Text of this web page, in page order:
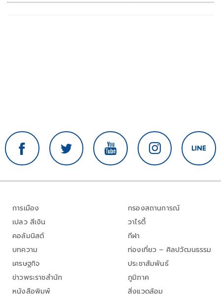
การเมือง
เปลว สีเงิน
คอลัมนิสต์
บทความ
เศรษฐกิจ
ข่าวพระราชสำนัก
หนังสือพิมพ์
กรองสถานการณ์
วาไรตี้
กีฬา
ท่องเที่ยว – ศิลปวัฒนธรรม
ประชาสัมพันธ์
ภูมิภาค
สิ่งแวดล้อม